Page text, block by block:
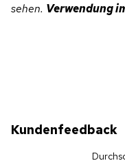
sehen. Verwendung
Kundenfeedback